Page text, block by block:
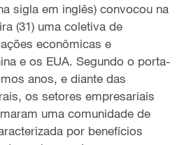
sigla em inglês) convocou na
(31) uma coletiva de
econômicas e
e os EUA. Segundo o porta-
anos, e diante das
os setores empresariais
uma comunidade de
por benefícios